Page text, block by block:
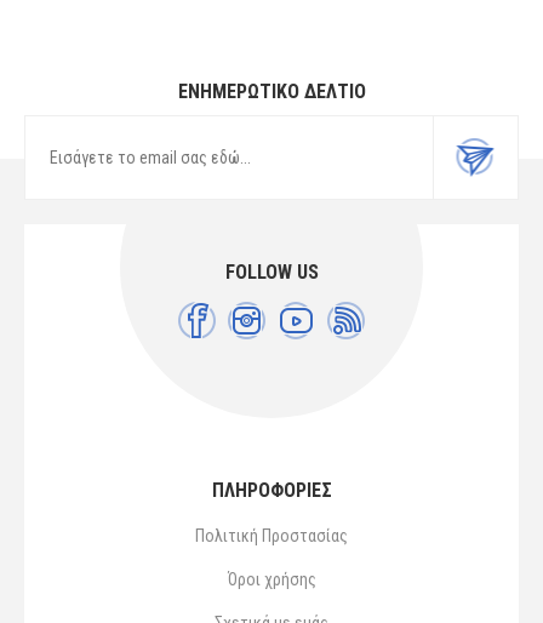
ΕΝΗΜΕΡΩΤΙΚΌ ΔΕΛΤΊΟ
FOLLOW US
ΠΛΗΡΟΦΟΡΙΕΣ
Πολιτική Προστασίας
Όροι χρήσης